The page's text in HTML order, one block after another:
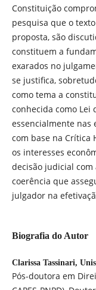
Constituição
pesquisa que o
proposta, são
constituem a
exarados no
se justifica,
como tema a
conhecida como Lei
essencialmente nas
com base na Crítica
os interesses
decisão judicial
coerência que
julgador na
Biografia do Autor
Clarissa Tassinari,
Pós-doutora em